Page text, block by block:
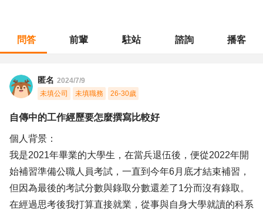
問答 前輩 駐站 諮詢 播客
匿名 2024/7/9
未填公司
未填職務 26-30歲
自傳中的工作經歷要怎麼撰寫比較好
個人背景：
我是2021年畢業的大學生，在當兵退伍後，便從2022年開
始補習準備公職人員考試，一直到今年6月底才結束補習，
但因為最後的考試分數與錄取分數還差了1分而沒有錄取。
在經過思考後我打算直接就業，從事與自身大學就讀的科系